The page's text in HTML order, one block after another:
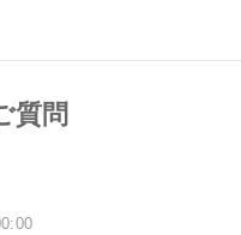
質問